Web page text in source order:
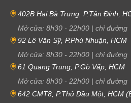
402B Hai Bà Trưng, P.Tân Định,
Mở cửa: 8h30 - 22h00 | chỉ đường
92 Lê Văn Sỹ, P.Phú Nhuận, HCM
Mở cửa: 8h30 - 22h00 | chỉ đường
61 Quang Trung, P.Gò Vấp, HCM
Mở cửa: 8h30 - 22h00 | chỉ đường
642 CMT8, P.Thủ Dầu Một, HCM